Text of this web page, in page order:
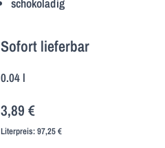
Sofort lieferbar
0.04 l
3,89 €
Literpreis:97,25 €